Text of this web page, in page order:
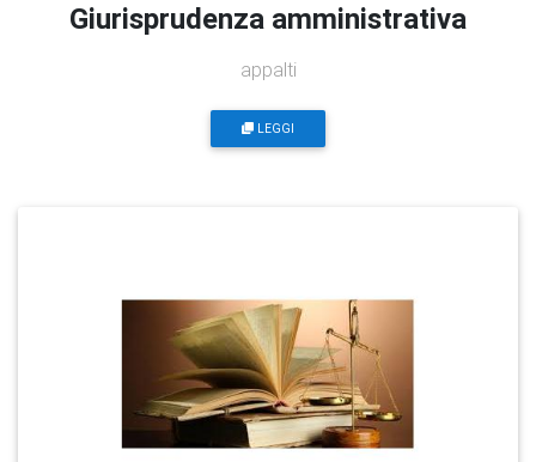
Giurisprudenza amministrativa
appalti
LEGGI